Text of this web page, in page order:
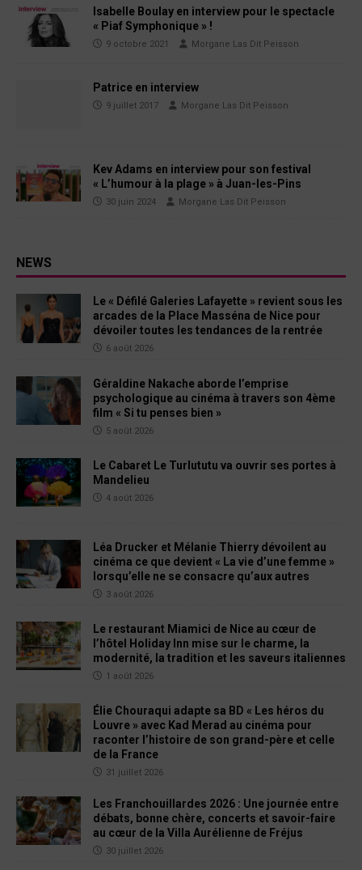
Isabelle Boulay en interview pour le spectacle
« Piaf Symphonique » !
9 octobre 2021 Morgane Las Dit Peisson
Patrice en interview
9 juillet 2017 Morgane Las Dit Peisson
Kev Adams en interview pour son festival
« L’humour à la plage » à Juan-les-Pins
30 juin 2024 Morgane Las Dit Peisson
NEWS
Le « Défilé Galeries Lafayette » revient sous les
arcades de la Place Masséna de Nice pour
dévoiler toutes les tendances de la rentrée
6 août 2026
Géraldine Nakache aborde l’emprise
psychologique au cinéma à travers son 4ème
film « Si tu penses bien »
5 août 2026
Le Cabaret Le Turlututu va ouvrir ses portes à
Mandelieu
4 août 2026
Léa Drucker et Mélanie Thierry dévoilent au
cinéma ce que devient « La vie d’une femme »
lorsqu’elle ne se consacre qu’aux autres
3 août 2026
Le restaurant Miamici de Nice au cœur de
l’hôtel Holiday Inn mise sur le charme, la
modernité, la tradition et les saveurs italiennes
1 août 2026
Élie Chouraqui adapte sa BD « Les héros du
Louvre » avec Kad Merad au cinéma pour
raconter l’histoire de son grand-père et celle
de la France
31 juillet 2026
Les Franchouillardes 2026 : Une journée entre
débats, bonne chère, concerts et savoir-faire
au cœur de la Villa Aurélienne de Fréjus
30 juillet 2026